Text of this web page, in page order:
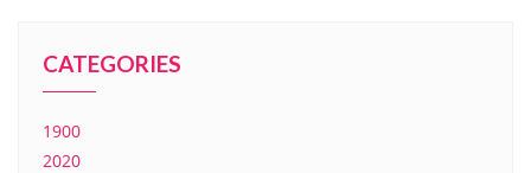
CATEGORIES
1900
2020